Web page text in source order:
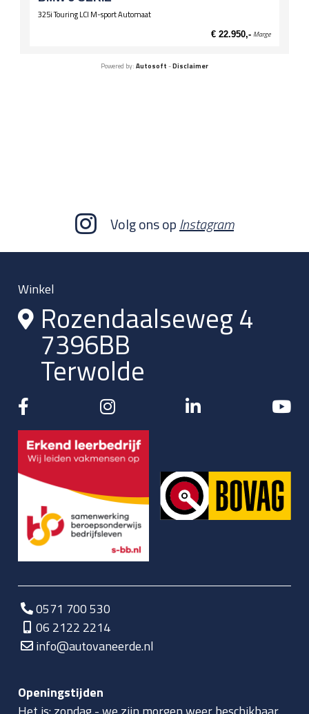
325i Touring LCI M-sport Automaat
€ 22.950,- Marge
Powered by: Autosoft -Disclaimer
Volg ons opInstagram
Winkel
Rozendaalseweg 4
7396BB
Terwolde
0571 700 530
06 2122 2214
info@autovaneerde.nl
Openingstijden